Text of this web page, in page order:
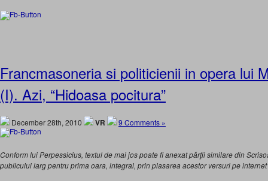
Francmasoneria si politicienii in opera lui
(I). Azi, “Hidoasa pocitura”
December 28th, 2010 VR 9 Comments »
Conform lui Perpessicius, textul de mai jos poate fi anexat părţii similare din
publicului larg pentru prima oara, integral, prin plasarea acestor versuripe